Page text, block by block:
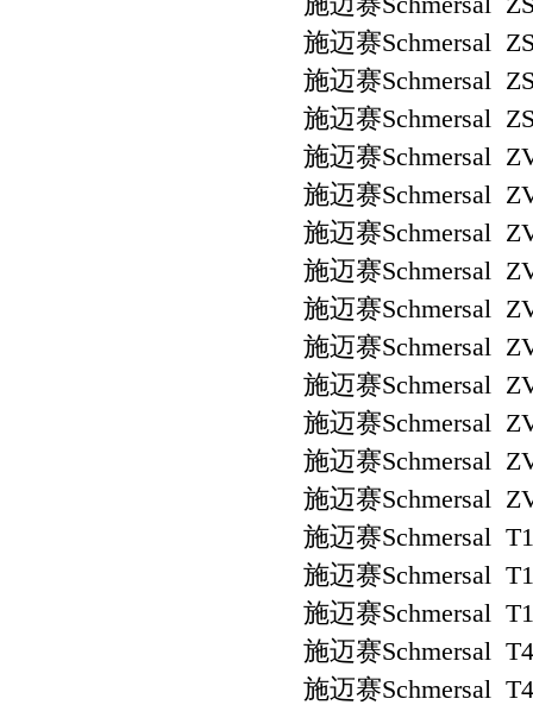
施迈赛Schmersal
施迈赛Schmersal
施迈赛Schmersal
施迈赛Schmersal
施迈赛Schmersal
施迈赛Schmersal
施迈赛Schmersal
施迈赛Schmersal
施迈赛Schmersal
施迈赛Schmersal
施迈赛Schmersal
施迈赛Schmersal
施迈赛Schmersal
施迈赛Schmersal
施迈赛Schmersal
施迈赛Schmersal
施迈赛Schmersal
施迈赛Schmersal